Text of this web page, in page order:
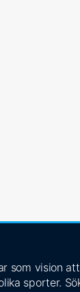
som vision
sporter.